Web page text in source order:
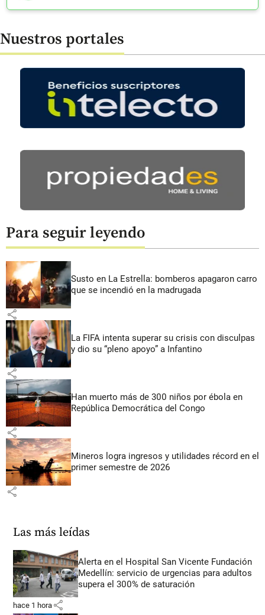
Nuestros portales
Para seguir leyendo
Susto en La Estrella: bomberos apagaron carro
que se incendió en la madrugada
share
La FIFA intenta superar su crisis con disculpas
y dio su “pleno apoyo” a Infantino
share
Han muerto más de 300 niños por ébola en
República Democrática del Congo
share
Mineros logra ingresos y utilidades récord en el
primer semestre de 2026
share
Las más leídas
Alerta en el Hospital San Vicente Fundación
Medellín: servicio de urgencias para adultos
supera el 300% de saturación
hace 1 hora share